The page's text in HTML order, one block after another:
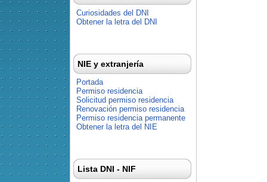
Curiosidades del DNI
Obtener la letra del DNI
NIE y extranjería
Portada
Permiso residencia
Solicitud permiso residencia
Renovación permiso residencia
Permiso residencia permanente
Obtener la letra del NIE
Lista DNI - NIF